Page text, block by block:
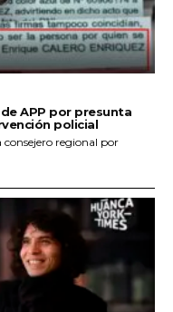
APP por presunta
policial
consejero regional por